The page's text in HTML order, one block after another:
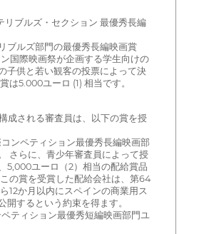
リブルズ・セクション 最優秀長編
ブルズ部門の最優秀長編映画賞
国際映画祭が企画する学生向けの
子供と若い観客の投票によって決
は5.000ユーロ (1) 相当です。
成される審査員は、以下の賞を授
ンペティション最優秀長編映画部
さらに、青少年審査員によって授
5,000ユーロ（2）相当の配給賞品
の賞を受賞した配給会社は、第64
12か月以内にスペインの商業用ス
開するという約束を得ます。
ティション最優秀短編映画部門ユ